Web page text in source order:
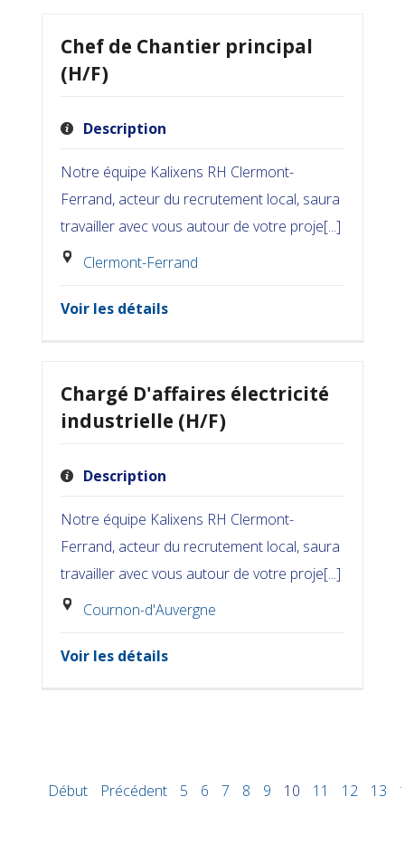
Chef de Chantier principal
(H/F)
Description
Notre équipe Kalixens RH Clermont-
Ferrand, acteur du recrutement local, saura
travailler avec vous autour de votre proje[...]
Clermont-Ferrand
Voir les détails
Chargé D'affaires électricité
industrielle (H/F)
Description
Notre équipe Kalixens RH Clermont-
Ferrand, acteur du recrutement local, saura
travailler avec vous autour de votre proje[...]
Cournon-d'Auvergne
Voir les détails
Début Précédent 5 6 7 8 9 10 11 12 13